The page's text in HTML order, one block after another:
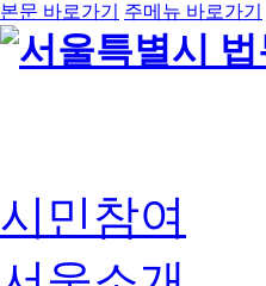
본문 바로가기 주메뉴 바로가기
시민참여